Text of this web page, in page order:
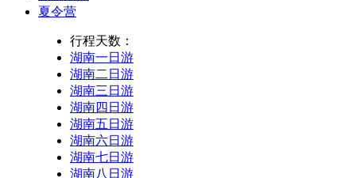
夏令营
行程天数：
湖南一日游
湖南二日游
湖南三日游
湖南四日游
湖南五日游
湖南六日游
湖南七日游
湖南八日游